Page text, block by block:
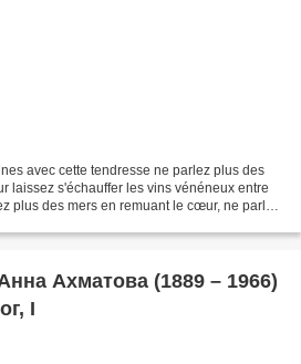
avec cette tendresse ne parlez plus des
laissez s'échauffer les vins vénéneux entre
plus des mers en remuant le cœur, ne parlez
Ахматова (1889 – 1966)
I